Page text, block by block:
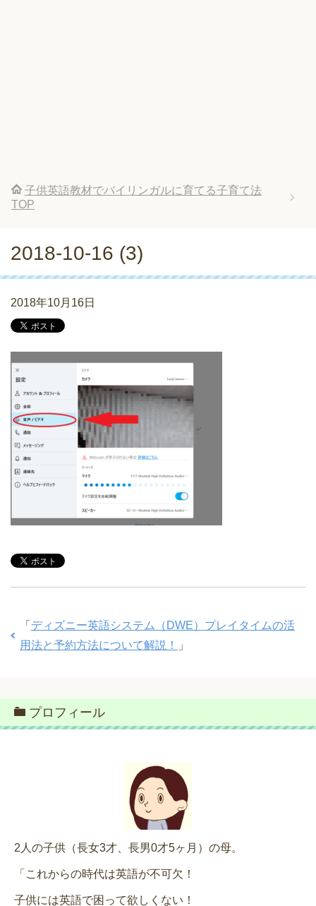
子供英語教材でバイリンガルに育てる子育て法
TOP
2018-10-16 (3)
2018年10月16日
「 ディズニー英語システム（DWE）プレイタイムの活
用法と予約方法について解説！
」
プロフィール
2人の子供（長女3才、長男0才5ヶ月）の母。
「これからの時代は英語が不可欠！
子供には英語で困って欲しくない！